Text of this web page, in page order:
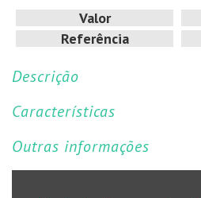
Valor
Referência
Descrição
Características
Outras informações